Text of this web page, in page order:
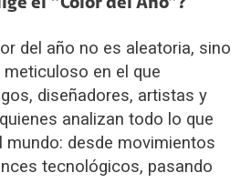
el “Color del Año”?
del año no es aleatoria, sino
en el que
diseñadores, artistas y
analizan todo lo que
mundo: desde movimientos
tecnológicos, pasando